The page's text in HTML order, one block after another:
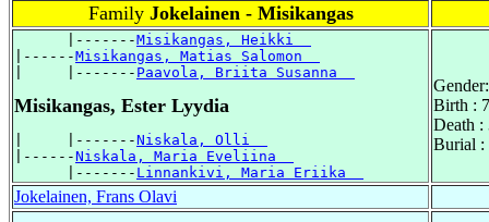
Family Jokelainen - Misikangas
      |-------
Misikangas, Heikki
|------Misikangas, Matias Salomon
|     |------- Paavola, Briita Susanna
Misikangas, Ester Lyydia
|     |-------Niskala, Olli
|------Niskala, Maria Eveliina
      |-------
Linnankivi, Maria Eriika
Birth :
Death :
Burial :
Jokelainen, Frans Olavi